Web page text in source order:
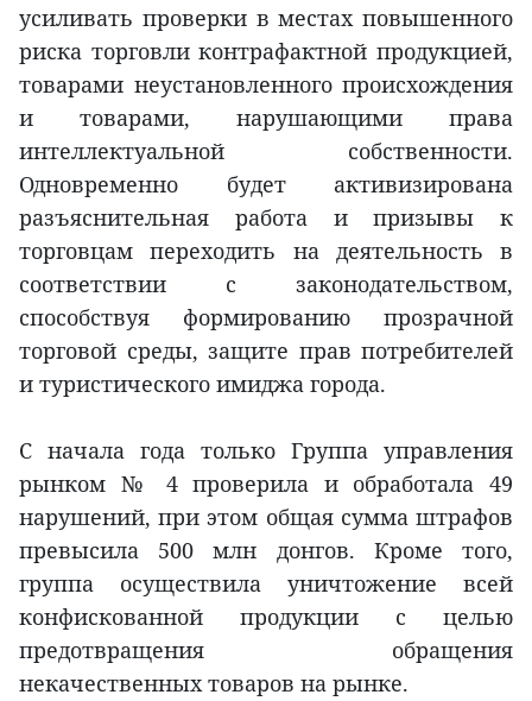
усиливать проверки в местах повышенного
риска торговли контрафактной продукцией,
товарами неустановленного происхождения
и товарами, нарушающими права
интеллектуальной собственности.
Одновременно будет активизирована
разъяснительная работа и призывы к
торговцам переходить на деятельность в
соответствии с законодательством,
способствуя формированию прозрачной
торговой среды, защите прав потребителей
и туристического имиджа города.
С начала года только Группа управления
рынком № 4 проверила и обработала 49
нарушений, при этом общая сумма штрафов
превысила 500 млн донгов. Кроме того,
группа осуществила уничтожение всей
конфискованной продукции с целью
предотвращения обращения
некачественных товаров на рынке.